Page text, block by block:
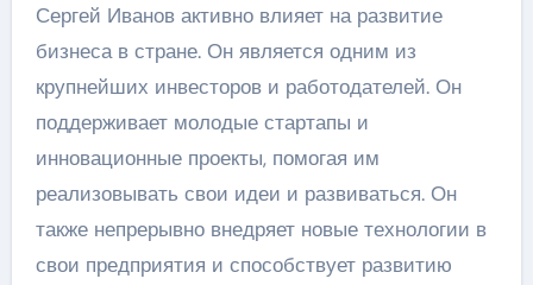
Сергей Иванов активно влияет на развитие
бизнеса в стране. Он является одним из
крупнейших инвесторов и работодателей. Он
поддерживает молодые стартапы и
инновационные проекты, помогая им
реализовывать свои идеи и развиваться. Он
также непрерывно внедряет новые технологии в
свои предприятия и способствует развитию